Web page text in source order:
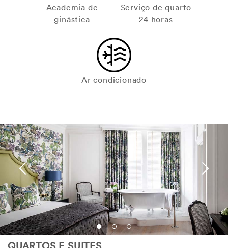
Academia de
ginástica
Serviço de quarto
24 horas
Ar condicionado